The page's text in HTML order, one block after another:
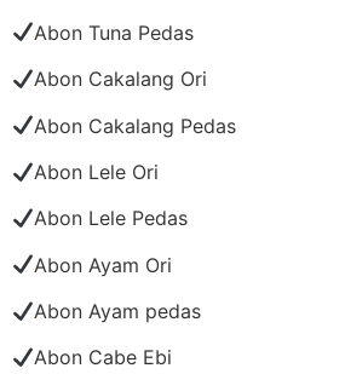
Abon Tuna Pedas
Abon Cakalang Ori
Abon Cakalang Pedas
Abon Lele Ori
Abon Lele Pedas
Abon Ayam Ori
Abon Ayam pedas
Abon Cabe Ebi